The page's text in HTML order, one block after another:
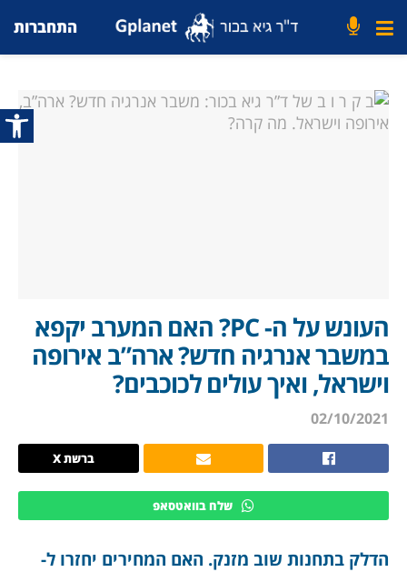
פתח
התחברות
העונש על ה- PC? האם המערב יקפא
במשבר אנרגיה חדש? ארה”ב אירופה
וישראל, ואיך עולים לכוכבים?
02/10/2021
ברשת X
שלח בוואטסאפ
הדלק בתחנות שוב מזנק. האם המחירים יחזרו ל-